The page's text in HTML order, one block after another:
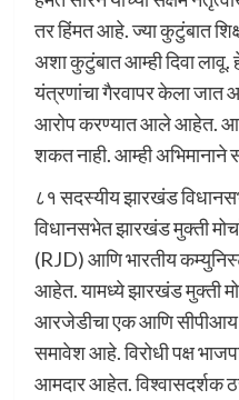
तर हिंमत आहे. ज्या कुटुंबात
अशा कुटुंबात आम्ही दिवा
यंत्रणांचा गैरवापर केला जात
आरोप करण्यात आले आहेत.
शकत नाही. आम्ही अभिमानाने
८१ सदस्यीय झारखंड
विधानसभेत झारखंड मुक्ती
(RJD) आणि भारतीय
आहेत. यामध्ये झारखंड मुक्ती
आरजेडीचा एक आणि सीपीआय
समावेश आहे. विरोधी पक्ष
आमदार आहेत. विश्वासदर्शक